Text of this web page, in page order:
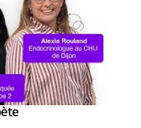
Youtube
le bien être global